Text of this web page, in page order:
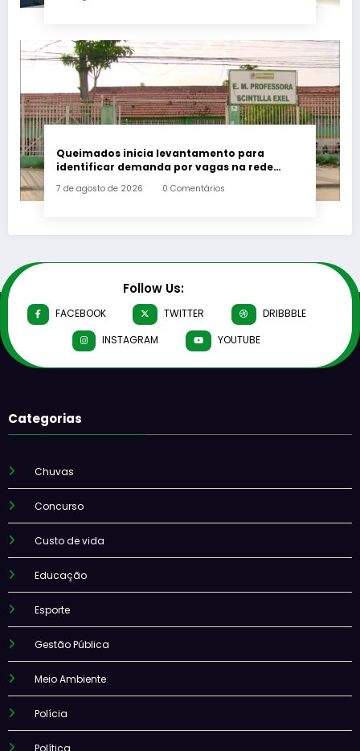
Queimados inicia levantamento para
identificar demanda por vagas na rede
7 de agosto de 2026 0 Comentários
Follow Us:
FACEBOOK TWITTER
DRIBBBLE
INSTAGRAM
YOUTUBE
Categorias
Chuvas
Concurso
Custo de vida
Educação
Esporte
Gestão Pública
Meio Ambiente
Polícia
Política